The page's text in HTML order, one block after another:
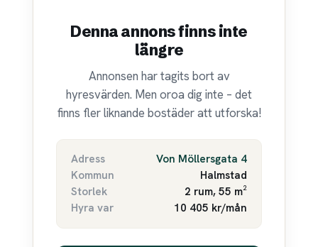
Denna annons finns inte
längre
Annonsen har tagits bort av
hyresvärden. Men oroa dig inte – det
finns fler liknande bostäder att utforska!
Adress
Von Möllersgata 4
Kommun
Halmstad
Storlek
2 rum, 55 m²
Hyra var
10 405 kr/mån